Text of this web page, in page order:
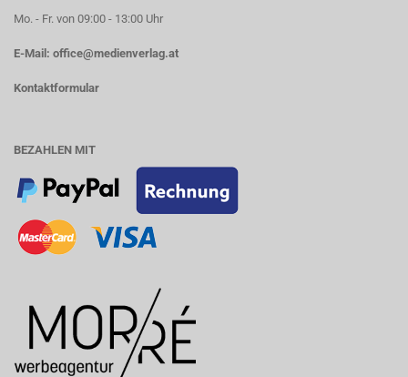
Mo. - Fr. von 09:00 - 13:00 Uhr
E-Mail: office@medienverlag.at
Kontaktformular
BEZAHLEN MIT